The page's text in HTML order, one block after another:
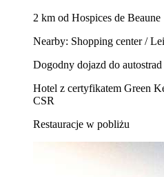
2 km od Hospices de Beaune
Nearby: Shopping center /
Dogodny dojazd do
Hotel z certyfikatem Green
CSR
Restauracje w pobliżu